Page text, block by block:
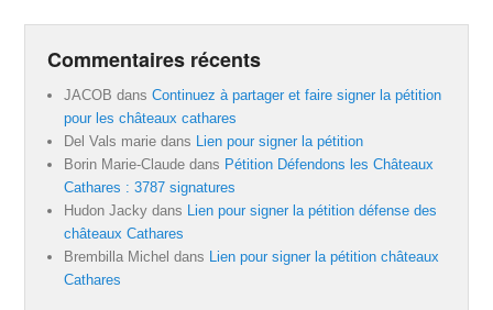
Commentaires récents
JACOB dansContinuez à partager et faire signer la pétition
pour les châteaux cathares
Del Vals marie dans
Lien pour signer la pétition
Borin Marie-Claude dans Pétition Défendons les Châteaux
Cathares : 3787 signatures
Hudon Jacky dans
Lien pour signer la pétition défense des
châteaux Cathares
Brembilla Michel dans
Lien pour signer la pétition châteaux
Cathares